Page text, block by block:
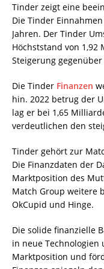
Tinder zeigt eine
Die Tinder
Jahren. Der Tinder
Höchststand von 1,92
Steigerung
Die Tinder Finanzen
hin. 2022 betrug der
lag er bei 1,65
verdeutlichen den
Tinder gehört zur
Die Finanzdaten der
Marktposition des
Match Group weitere
OkCupid und Hinge.
Die solide finanzielle
in neue Technologien
Marktposition und